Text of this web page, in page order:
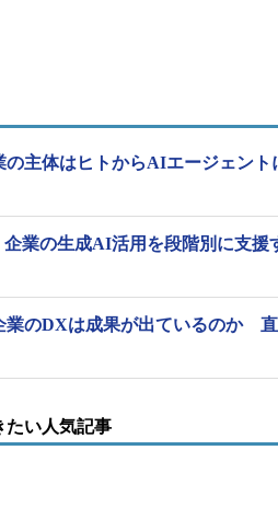
の主体はヒトからAIエージェン
業の生成AI活用を段階別に支援
業のDXは成果が出ているのか
たい人気記事